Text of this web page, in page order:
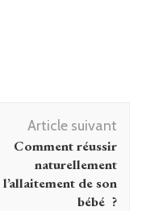
Article suivant
Comment réussir
naturellement
l’allaitement de son
bébé ?